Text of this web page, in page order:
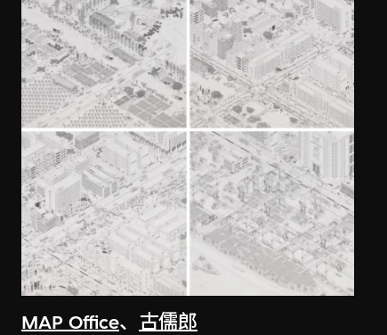
MAP Office、 古儒郎